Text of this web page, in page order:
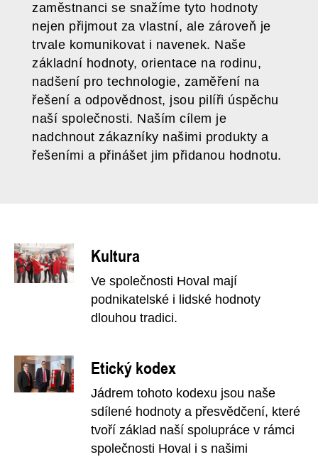
zaměstnanci se snažíme tyto hodnoty
nejen přijmout za vlastní, ale zároveň je
trvale komunikovat i navenek. Naše
základní hodnoty, orientace na rodinu,
nadšení pro technologie, zaměření na
řešení a odpovědnost, jsou pilíři úspěchu
naší společnosti. Naším cílem je
nadchnout zákazníky našimi produkty a
řešeními a přinášet jim přidanou hodnotu.
Kultura
Ve společnosti Hoval mají
podnikatelské i lidské hodnoty
dlouhou tradici.
Etický kodex
Jádrem tohoto kodexu jsou naše
sdílené hodnoty a přesvědčení, které
tvoří základ naší spolupráce v rámci
společnosti Hoval i s našimi